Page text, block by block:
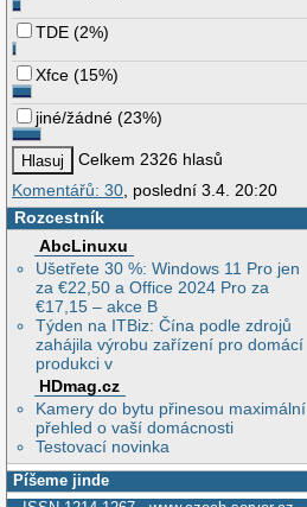
TDE (2%)
Xfce (15%)
jiné/žádné (23%)
Celkem 2326 hlasů
Komentářů: 30 , poslední 3.4. 20:20
Rozcestník
AbcLinuxu
Ušetřete 30 %: Windows 11 Pro jen
za €22,50 a Office 2024 Pro za
€17,15 – akce B
Týden na ITBiz: Čína podle zdrojů
zahájila výrobu zařízení pro domácí
produkci v
HDmag.cz
Kamery do bytu přinesou maximální
přehled o vaší domácnosti
Testovací novinka
Píšeme jinde